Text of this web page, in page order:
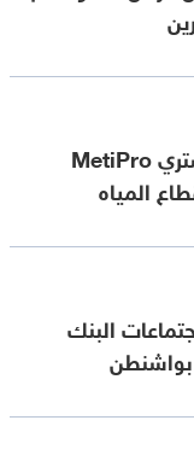
حسن علام القابضة تشتري MetiPro
المياه
البنك